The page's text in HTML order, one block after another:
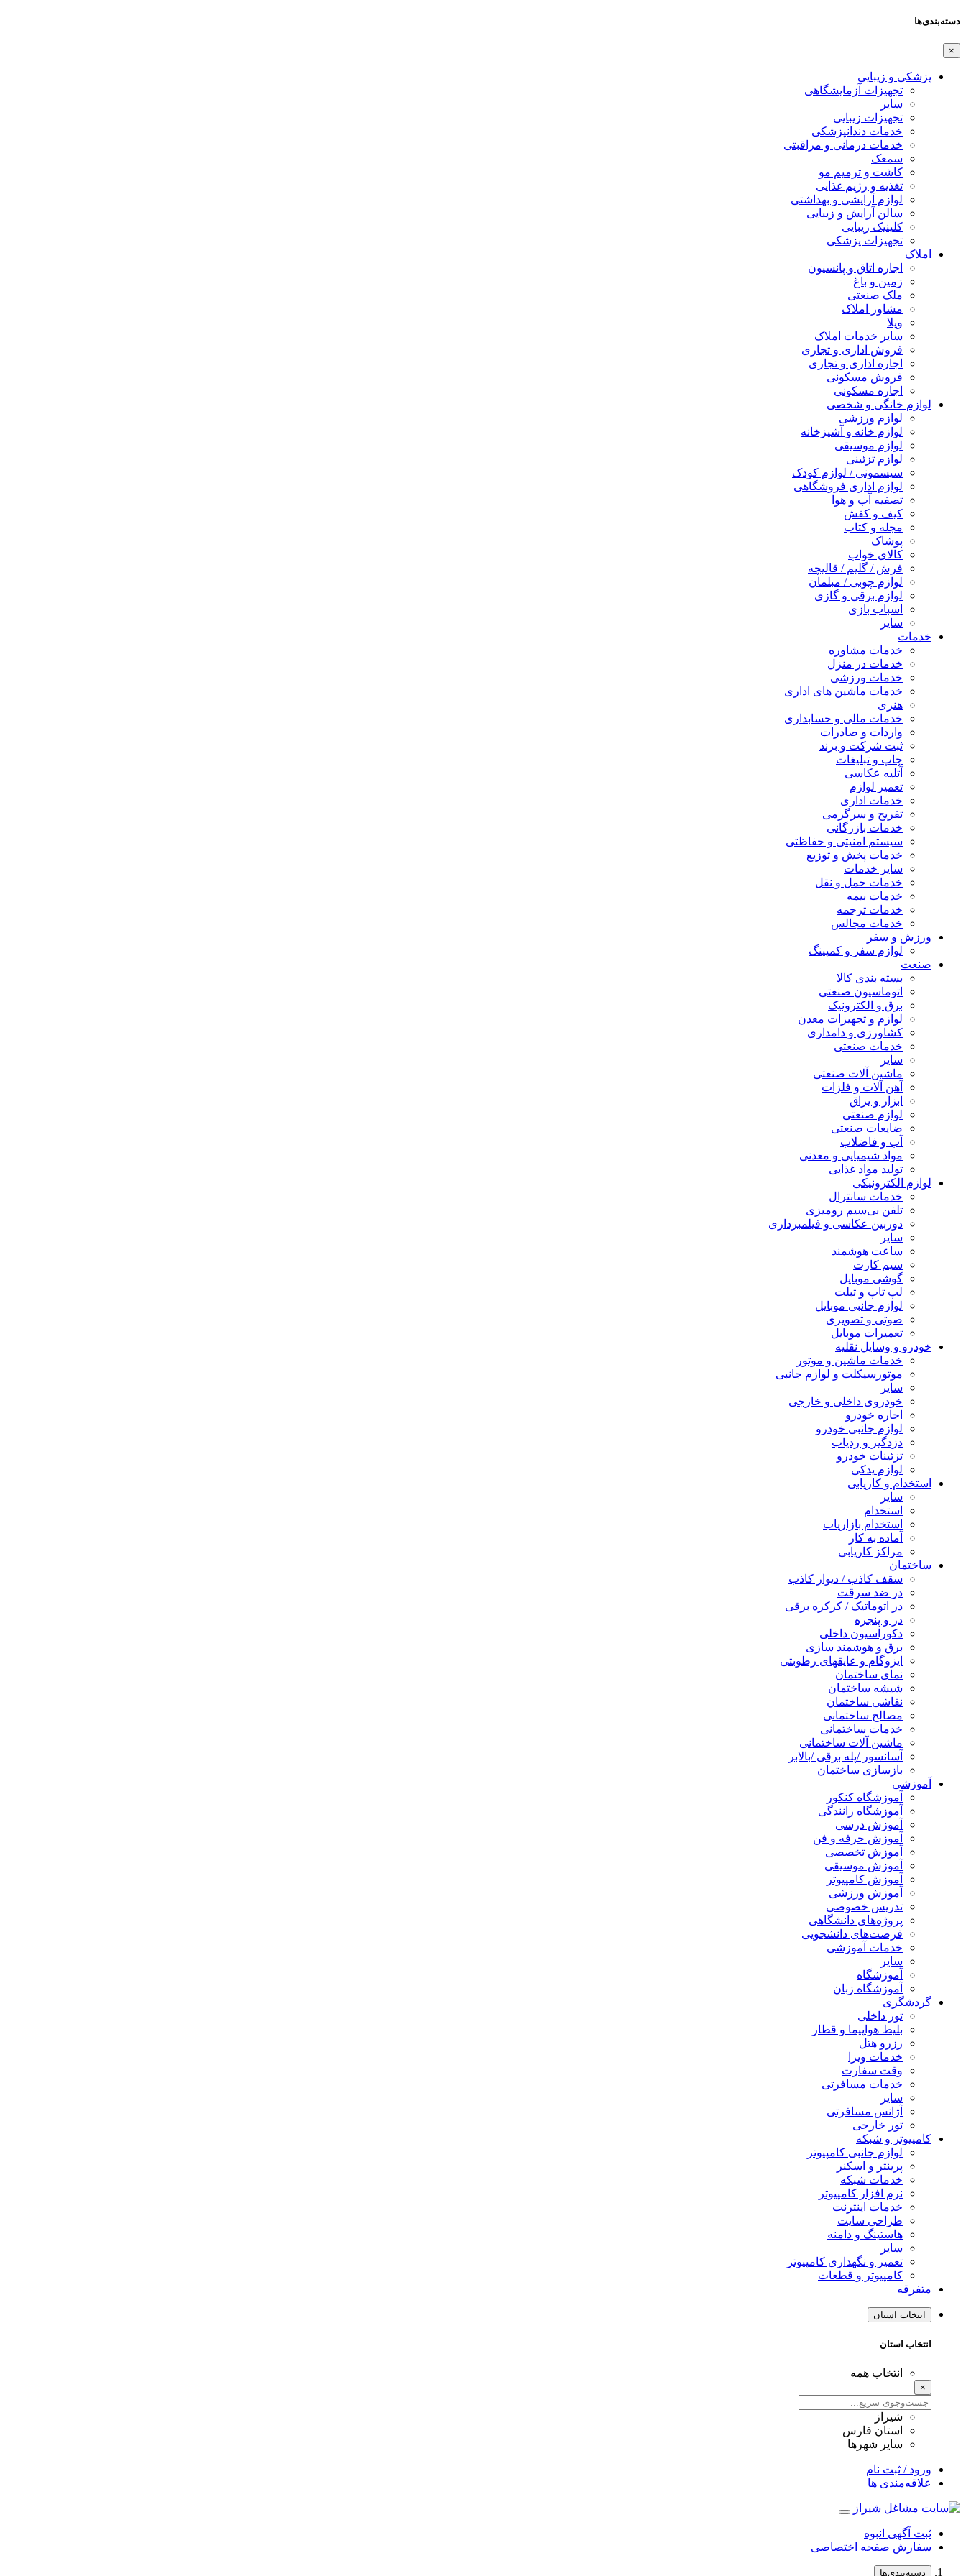
دسته‌بندی‌ها
×
پزشکی و زیبایی
تجهیزات آزمایشگاهی
سایر
تجهیزات زیبایی
خدمات دندانپزشکی
خدمات درمانی و مراقبتی
سمعک
کاشت و ترمیم مو
تغذیه و رژیم غذایی
لوازم آرایشی و بهداشتی
سالن آرایش و زیبایی
کلینیک زیبایی
تجهیزات پزشکی
املاک
اجاره اتاق و پانسیون
زمین و باغ
ملک صنعتی
مشاور املاک
ویلا
سایر خدمات املاک
فروش اداری و تجاری
اجاره اداری و تجاری
فروش مسکونی
اجاره مسکونی
لوازم خانگی و شخصی
لوازم ورزشی
لوازم خانه و آشپزخانه
لوازم موسیقی
لوازم تزئینی
سیسمونی / لوازم کودک
لوازم اداری فروشگاهی
تصفیه آب و هوا
کیف و کفش
مجله و کتاب
پوشاک
کالای خواب
فرش / گلیم / قالیچه
لوازم چوبی / مبلمان
لوازم برقی و گازی
اسباب بازی
سایر
خدمات
خدمات مشاوره
خدمات در منزل
خدمات ورزشی
خدمات ماشین های اداری
هنری
خدمات مالی و حسابداری
واردات و صادرات
ثبت شرکت و برند
چاپ و تبلیغات
آتلیه عکاسی
تعمیر لوازم
خدمات اداری
تفریح و سرگرمی
خدمات بازرگانی
سیستم امنیتی و حفاظتی
خدمات پخش و توزیع
سایر خدمات
خدمات حمل و نقل
خدمات بیمه
خدمات ترجمه
خدمات مجالس
ورزش و سفر
لوازم سفر و کمپینگ
صنعت
بسته بندی کالا
اتوماسیون صنعتی
برق و الکترونیک
لوازم و تجهیزات معدن
کشاورزی و دامداری
خدمات صنعتی
سایر
ماشین آلات صنعتی
آهن آلات و فلزات
ابزار و یراق
لوازم صنعتی
ضایعات صنعتی
آب و فاضلاب
مواد شیمیایی و معدنی
تولید مواد غذایی
لوازم الکترونیکی
خدمات سانترال
تلفن بی‌سیم رومیزی
دوربین عکاسی و فیلمبرداری
سایر
ساعت هوشمند
سیم کارت
گوشی موبایل
لپ تاپ و تبلت
لوازم جانبی موبایل
صوتی و تصویری
تعمیرات موبایل
خودرو و وسایل نقلیه
خدمات ماشین و موتور
موتورسیکلت و لوازم جانبی
سایر
خودروی داخلی و خارجی
اجاره خودرو
لوازم جانبی خودرو
دزدگیر و ردیاب
تزئینات خودرو
لوازم یدکی
استخدام و کاریابی
سایر
استخدام
استخدام بازاریاب
آماده به کار
مراکز کاریابی
ساختمان
سقف کاذب / دیوار کاذب
در ضد سرقت
در اتوماتیک / کرکره برقی
در و پنجره
دکوراسیون داخلی
برق و هوشمند سازی
ایزوگام و عایقهای رطوبتی
نمای ساختمان
شیشه ساختمان
نقاشی ساختمان
مصالح ساختمانی
خدمات ساختمانی
ماشین آلات ساختمانی
آسانسور /پله برقی /بالابر
بازسازی ساختمان
آموزشی
آموزشگاه کنکور
آموزشگاه رانندگی
آموزش درسی
آموزش حرفه و فن
آموزش تخصصی
آموزش موسیقی
آموزش کامپیوتر
آموزش ورزشی
تدریس خصوصی
پروژه‌های دانشگاهی
فرصت‌های دانشجویی
خدمات آموزشی
سایر
آموزشگاه
آموزشگاه زبان
گردشگری
تور داخلی
بلیط هواپیما و قطار
رزرو هتل
خدمات ویزا
وقت سفارت
خدمات مسافرتی
سایر
آژانس مسافرتی
تور خارجی
کامپیوتر و شبکه
لوازم جانبی کامپیوتر
پرینتر و اسکنر
خدمات شبکه
نرم افزار کامپیوتر
خدمات اینترنت
طراحی سایت
هاستینگ و دامنه
سایر
تعمیر و نگهداری کامپیوتر
کامپیوتر و قطعات
متفرقه
انتخاب استان
انتخاب استان
انتخاب همه
×
شیراز
استان فارس
سایر شهرها
ورود / ثبت نام
علاقه‌مندی ها
ثبت آگهی انبوه
سفارش صفحه اختصاصی
دسته‌بندی‌ها